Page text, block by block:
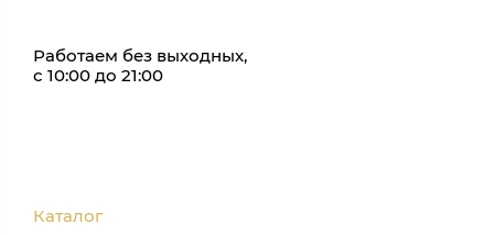
Работаем без выходных,
с 10:00 до 21:00
Каталог